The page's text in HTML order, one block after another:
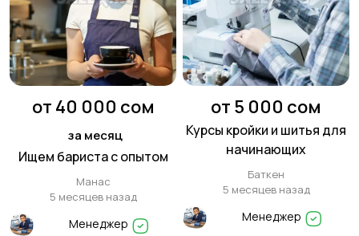
от 40 000 сом
за месяц
Ищем бариста с опытом
Манас
5 месяцев назад
Менеджер
от 5 000 сом
Курсы кройки и шитья для
начинающих
Баткен
5 месяцев назад
Менеджер